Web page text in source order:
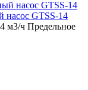
насос GTSS-14
м3/ч Предельное